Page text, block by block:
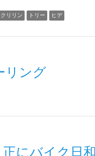
クリリン トリー ヒデ
リング
にバイク日和